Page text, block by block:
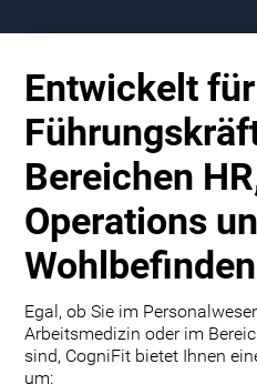
Entwickelt für
Bereichen
Operations
Wohlbefinden
Egal, ob Sie im
Arbeitsmedizin oder im
sind, CogniFit bietet Ihnen
um: